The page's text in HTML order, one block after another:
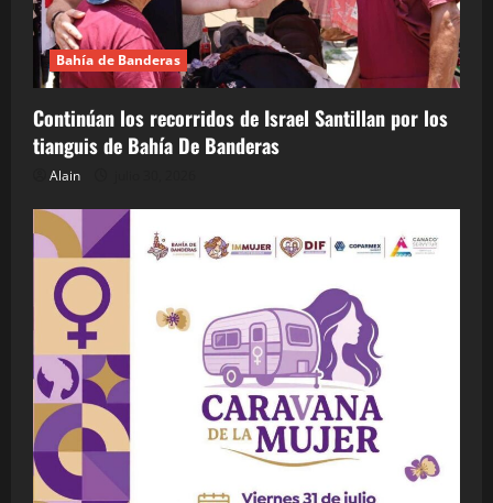
Bahía de Banderas
Continúan los recorridos de Israel Santillan por los
tianguis de Bahía De Banderas
Alain